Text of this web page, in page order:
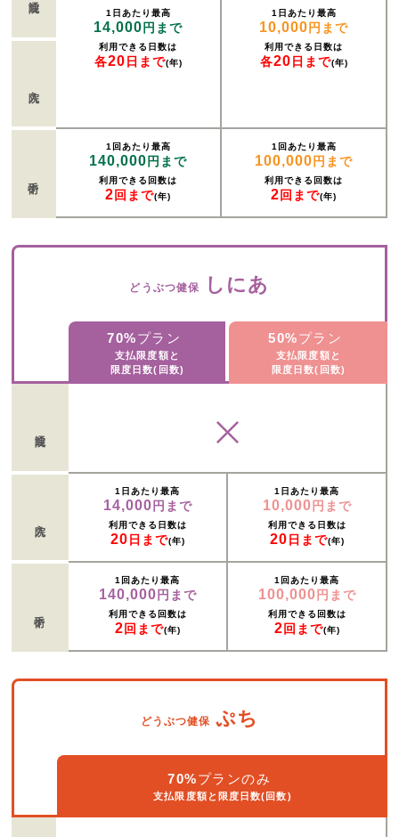
1日あたり最高
14,000 円まで
利用できる日数は
各20 日まで(年)
1日あたり最高
10,000 円まで
利用できる日数は
各20 日まで(年)
1回あたり最高
140,000 円まで
利用できる回数は
2回まで(年)
1回あたり最高
100,000 円まで
利用できる回数は
2回まで(年)
どうぶつ健保 しにあ
70%プラン
支払限度額と
限度日数(回数)
50%プラン
支払限度額と
限度日数(回数)
1日あたり最高
14,000 円まで
利用できる日数は
20 日まで(年)
1日あたり最高
10,000 円まで
利用できる日数は
20 日まで(年)
1回あたり最高
140,000 円まで
利用できる回数は
2回まで(年)
1回あたり最高
100,000 円まで
利用できる回数は
2回まで(年)
どうぶつ健保 ぷち
70%プランのみ
支払限度額と限度日数(回数)